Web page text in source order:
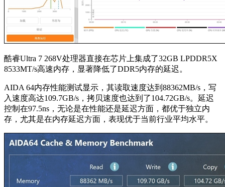
酷睿Ultra 7 268V处理器直接在芯片上集成了32GB LPDDR5X
8533MT/s高速内存，显著降低了DDR5内存的延迟。
AIDA 64内存性能测试显示，其读取速度达到88362MB/s，写
入速度高达109.7GB/s，拷贝速度也达到了104.72GB/s。延迟
控制在97.5ns，无论是在性能还是延迟方面，都优于独立内
存，尤其是在内存延迟方面，表现优于当前行业平均水平。